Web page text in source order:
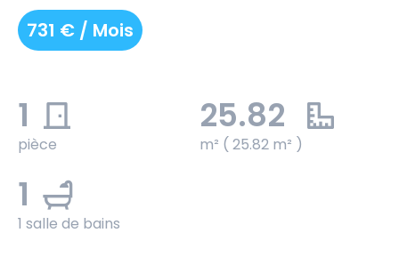
731 € / Mois
1
pièce
25.82
m² ( 25.82 m² )
1
1 salle de bains